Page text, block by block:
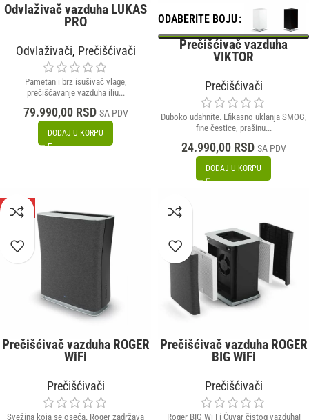
Odvlaživač vazduha LUKAS
PRO
Odvlaživači, Prečišćivači
Pametan i brz isušivač vlage,
prečišćavanje vazduha iliu...
79.990,00 RSD SA PDV
DODAJ U KORPU
ODABERITE BOJU
Prečišćivač vazduha
VIKTOR
Prečišćivači
Duboko udahnite. Efikasno uklanja SMOG,
fine čestice, prašinu...
24.990,00 RSD SA PDV
DODAJ U KORPU
-56%
Prečišćivač vazduha ROGER
WiFi
Prečišćivači
Svežina koja se oseća. Roger zadržava
Prečišćivač vazduha ROGER
BIG WiFi
Prečišćivači
Roger BIG Wi Fi Čuvar čistog vazduha!